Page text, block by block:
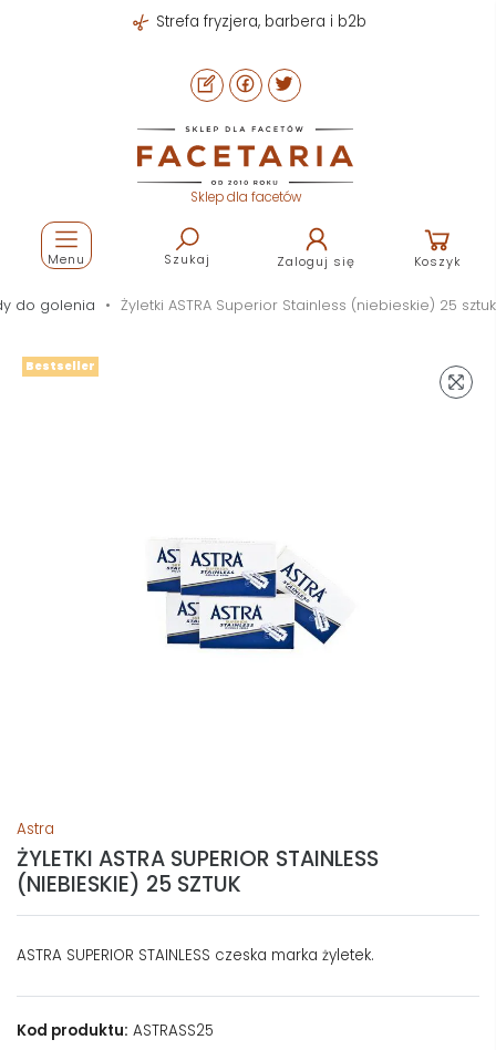
Strefa fryzjera, barbera i b2b
Sklep dla facetów
Szukaj Zaloguj się Koszyk
Menu
do golenia Żyletki ASTRA Superior Stainless (niebieskie) 25 sztuk
Bestseller
Astra
ŻYLETKI ASTRA SUPERIOR STAINLESS
(NIEBIESKIE) 25 SZTUK
ASTRA SUPERIOR STAINLESS czeska marka żyletek.
Kod produktu: ASTRASS25